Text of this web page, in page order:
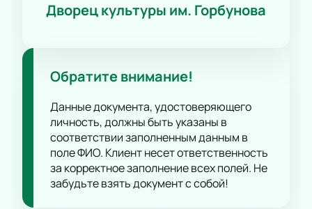
Дворец культуры им. Горбунова
Обратите внимание!
Данные документа, удостоверяющего
личность, должны быть указаны в
соответствии заполненным данным в
поле ФИО. Клиент несет ответственность
за корректное заполнение всех полей. Не
забудьте взять документ с собой!